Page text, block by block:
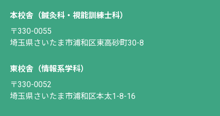
本校舎（鍼灸科・視能訓練士科）
〒330-0055
埼玉県さいたま市浦和区東高砂町30-8
東校舎（情報系学科）
〒330-0052
埼玉県さいたま市浦和区本太1-8-16